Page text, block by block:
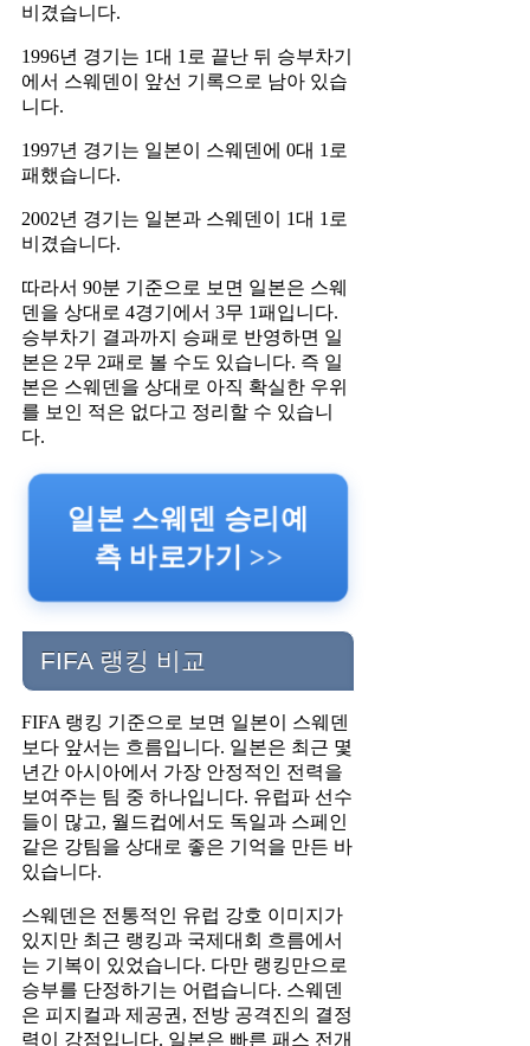
비겼습니다.
1996년 경기는 1대 1로 끝난 뒤 승부차기
에서 스웨덴이 앞선 기록으로 남아 있습
니다.
1997년 경기는 일본이 스웨덴에 0대 1로
패했습니다.
2002년 경기는 일본과 스웨덴이 1대 1로
비겼습니다.
따라서 90분 기준으로 보면 일본은 스웨
덴을 상대로 4경기에서 3무 1패입니다.
승부차기 결과까지 승패로 반영하면 일
본은 2무 2패로 볼 수도 있습니다. 즉 일
본은 스웨덴을 상대로 아직 확실한 우위
를 보인 적은 없다고 정리할 수 있습니
다.
일본 스웨덴 승리예
측 바로가기 >>
FIFA 랭킹 비교
FIFA 랭킹 기준으로 보면 일본이 스웨덴
보다 앞서는 흐름입니다. 일본은 최근 몇
년간 아시아에서 가장 안정적인 전력을
보여주는 팀 중 하나입니다. 유럽파 선수
들이 많고, 월드컵에서도 독일과 스페인
같은 강팀을 상대로 좋은 기억을 만든 바
있습니다.
스웨덴은 전통적인 유럽 강호 이미지가
있지만 최근 랭킹과 국제대회 흐름에서
는 기복이 있었습니다. 다만 랭킹만으로
승부를 단정하기는 어렵습니다. 스웨덴
은 피지컬과 제공권, 전방 공격진의 결정
력이 강점입니다. 일본은 빠른 패스 전개